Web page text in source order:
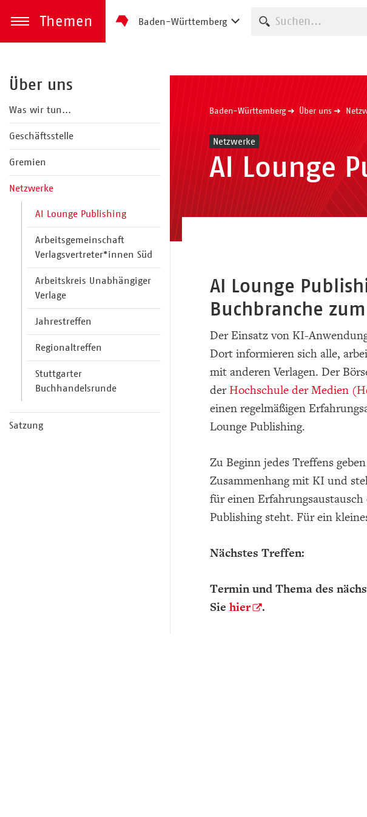
zum Inhalt springen
Themen
Menü öffnen
Baden-Württemberg Suche starten
Über uns
Was wir tun...
Geschäftsstelle
Gremien
Netzwerke
AI Lounge Publishing
Arbeitsgemeinschaft
Verlagsvertreter*innen Süd
Arbeitskreis Unabhängiger
Verlage
Jahrestreffen
Regionaltreffen
Stuttgarter
Buchhandelsrunde
Satzung
Baden-Württemberg Über uns
Netzwerke
AI Lounge
AI Lounge
Buchbranche
Der Einsatz von KI-
Dort informieren sich alle,
mit anderen Verlagen. Der
der Hochschule der Medien
einen regelmäßigen
Lounge Publishing.
Zu Beginn jedes Treffens
Zusammenhang mit KI und
für einen
Publishing steht. Für ein
Nächstes Treffen:
Termin und Thema des
Sie hier .